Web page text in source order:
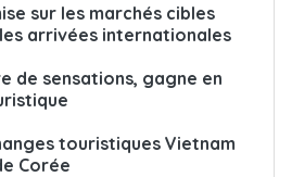
sur les marchés cibles
arrivées internationales
de sensations, gagne en
touristiques Vietnam
Corée